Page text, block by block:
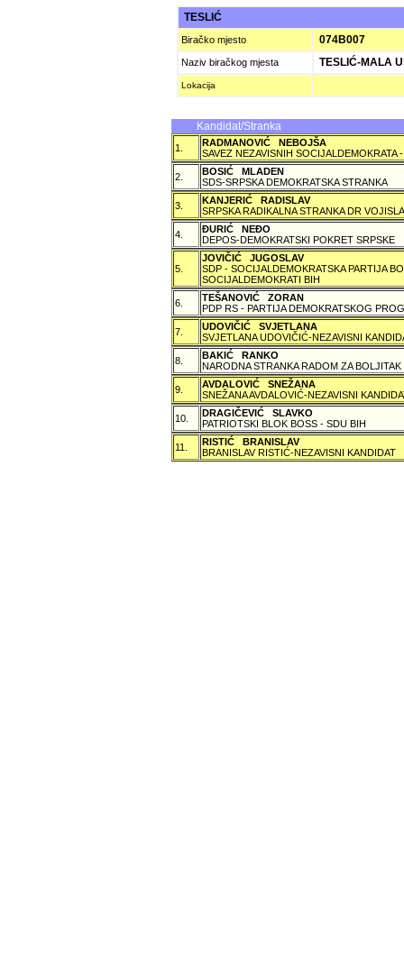
TESLIĆ
Biračko mjesto 074B007
Naziv biračkog mjesta TESLIĆ-MALA
Lokacija
Kandidat/Stranka
1.
RADMANOVIĆ NEBOJŠA
SAVEZ NEZAVISNIH SOCIJALDEMOKRATA
2.
BOSIĆ MLADEN
SDS-SRPSKA DEMOKRATSKA STRANKA
3.
KANJERIĆ RADISLAV
SRPSKA RADIKALNA STRANKA DR
4.
ÐURIĆ NEÐO
DEPOS-DEMOKRATSKI POKRET SRPSKE
5.
JOVIČIĆ JUGOSLAV
SDP - SOCIJALDEMOKRATSKA PARTIJA
SOCIJALDEMOKRATI BIH
6.
TEŠANOVIĆ ZORAN
PDP RS - PARTIJA DEMOKRATSKOG
7.
UDOVIČIĆ SVJETLANA
SVJETLANA UDOVIČIĆ-NEZAVISNI
8.
BAKIĆ RANKO
NARODNA STRANKA RADOM ZA BOLJITAK
9.
AVDALOVIĆ SNEŽANA
SNEŽANA AVDALOVIĆ-NEZAVISNI
10.
DRAGIČEVIĆ SLAVKO
PATRIOTSKI BLOK BOSS - SDU BIH
11.
RISTIĆ BRANISLAV
BRANISLAV RISTIĆ-NEZAVISNI KANDIDAT